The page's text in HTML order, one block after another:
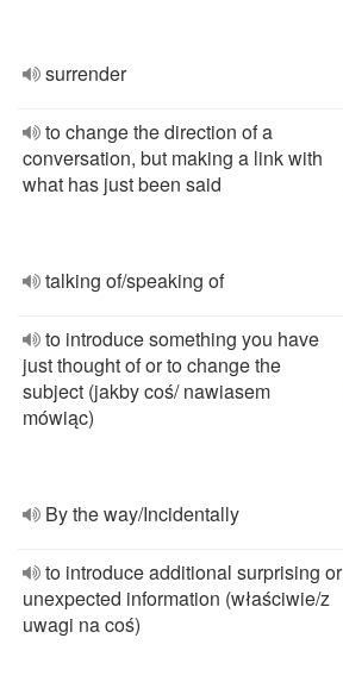
surrender
to change the direction of a
conversation, but making a link with
what has just been said
talking of/speaking of
to introduce something you have
just thought of or to change the
subject (jakby coś/ nawiasem
mówiąc)
By the way/Incidentally
to introduce additional surprising or
unexpected information (właściwie/z
uwagi na coś)